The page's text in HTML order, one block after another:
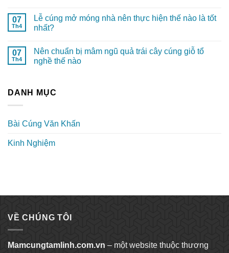
07
Th4
Lễ cúng mở móng nhà nên thực hiện thế nào là tốt
nhất?
07
Th4
Nên chuẩn bị mâm ngũ quả trái cây cúng giỗ tổ
nghề thế nào
DANH MỤC
Bài Cúng Văn Khấn
Kinh Nghiệm
VỀ CHÚNG TÔI
Mamcungtamlinh.com.vn – một website thuộc thương